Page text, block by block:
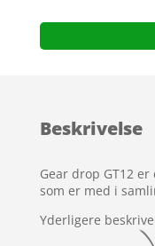
Beskrivelse
Gear drop GT12
som er med i
Yderligere